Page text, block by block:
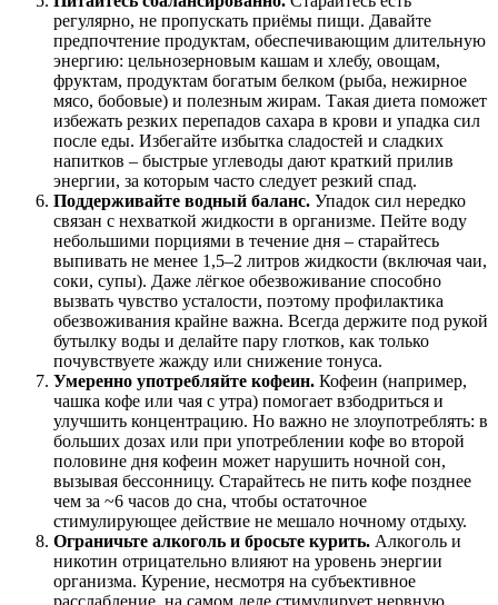
регулярно, не пропускать приёмы пищи. Давайте
предпочтение продуктам, обеспечивающим длительную
энергию: цельнозерновым кашам и хлебу, овощам,
фруктам, продуктам богатым белком (рыба, нежирное
мясо, бобовые) и полезным жирам. Такая диета поможет
избежать резких перепадов сахара в крови и упадка сил
после еды. Избегайте избытка сладостей и сладких
напитков – быстрые углеводы дают краткий прилив
энергии, за которым часто следует резкий спад.
Поддерживайте водный баланс. Упадок сил нередко
связан с нехваткой жидкости в организме. Пейте воду
небольшими порциями в течение дня – старайтесь
выпивать не менее 1,5–2 литров жидкости (включая чаи,
соки, супы). Даже лёгкое обезвоживание способно
вызвать чувство усталости, поэтому профилактика
обезвоживания крайне важна. Всегда держите под рукой
бутылку воды и делайте пару глотков, как только
почувствуете жажду или снижение тонуса.
Умеренно употребляйте кофеин. Кофеин (например,
чашка кофе или чая с утра) помогает взбодриться и
улучшить концентрацию. Но важно не злоупотреблять: в
больших дозах или при употреблении кофе во второй
половине дня кофеин может нарушить ночной сон,
вызывая бессонницу. Старайтесь не пить кофе позднее
чем за ~6 часов до сна, чтобы остаточное
стимулирующее действие не мешало ночному отдыху.
Ограничьте алкоголь и бросьте курить. Алкоголь и
никотин отрицательно влияют на уровень энергии
организма. Курение, несмотря на субъективное
расслабление, на самом деле стимулирует нервную